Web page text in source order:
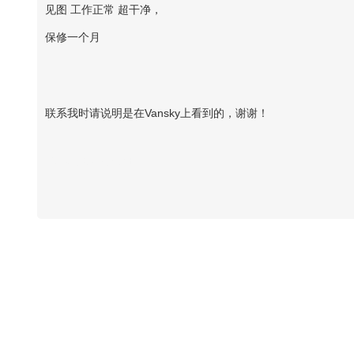
见图 工作正常 超干净，
保修一个月
联系我时请说明是在Vansky上看到的，谢谢！